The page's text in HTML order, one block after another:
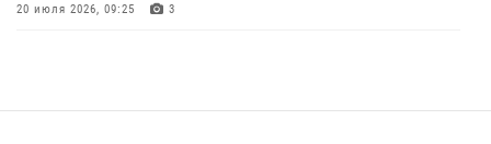
20 июля 2026, 09:25 3